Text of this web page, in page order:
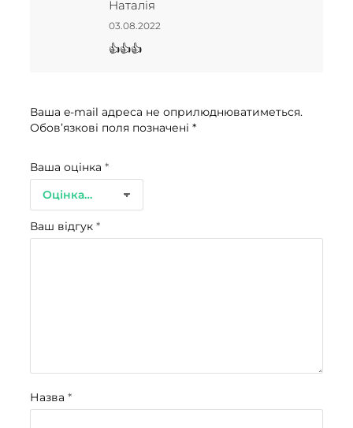
Оцінено в
Наталія
03.08.2022
👍👍👍
Ваша e-mail адреса не оприлюднюватиметься.
Обов’язкові поля позначені *
Ваша оцінка *
Ваш відгук *
Назва *